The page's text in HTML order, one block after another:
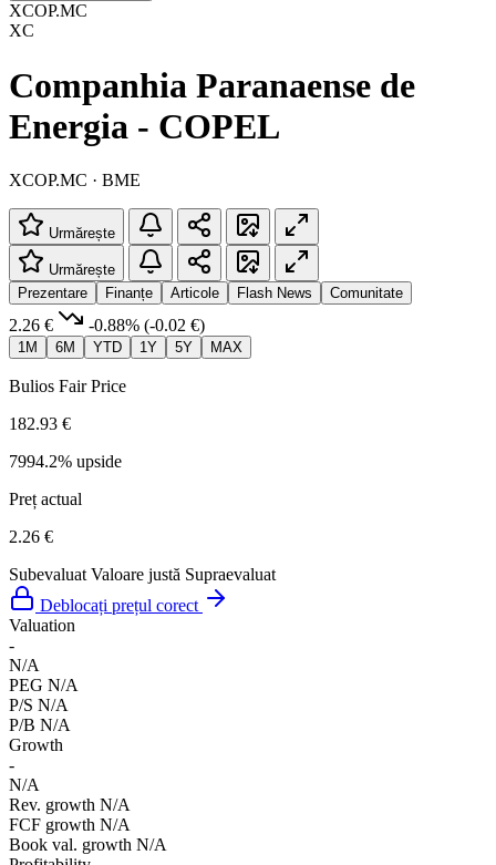
XCOP.MC
XC
Companhia Paranaense de
Energia - COPEL
XCOP.MC · BME
Urmărește
Urmărește
Prezentare
Finanțe Articole Flash News Comunitate
2.26 € -0.88% (-0.02 €)
1M 6M YTD 1Y 5Y MAX
Bulios Fair Price
182.93 €
7994.2% upside
Preț actual
2.26 €
Subevaluat Valoare justă Supraevaluat
Deblocați prețul corect
Valuation
-
N/A
PEG N/A
P/S N/A
P/B N/A
Growth
-
N/A
Rev. growth N/A
FCF growth N/A
Book val. growth N/A